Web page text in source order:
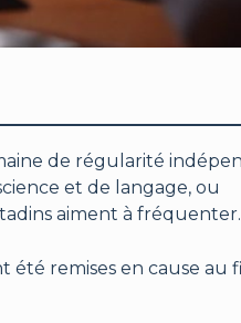
de régularité
et de langage, ou
aiment à fréquenter.
remises en cause au